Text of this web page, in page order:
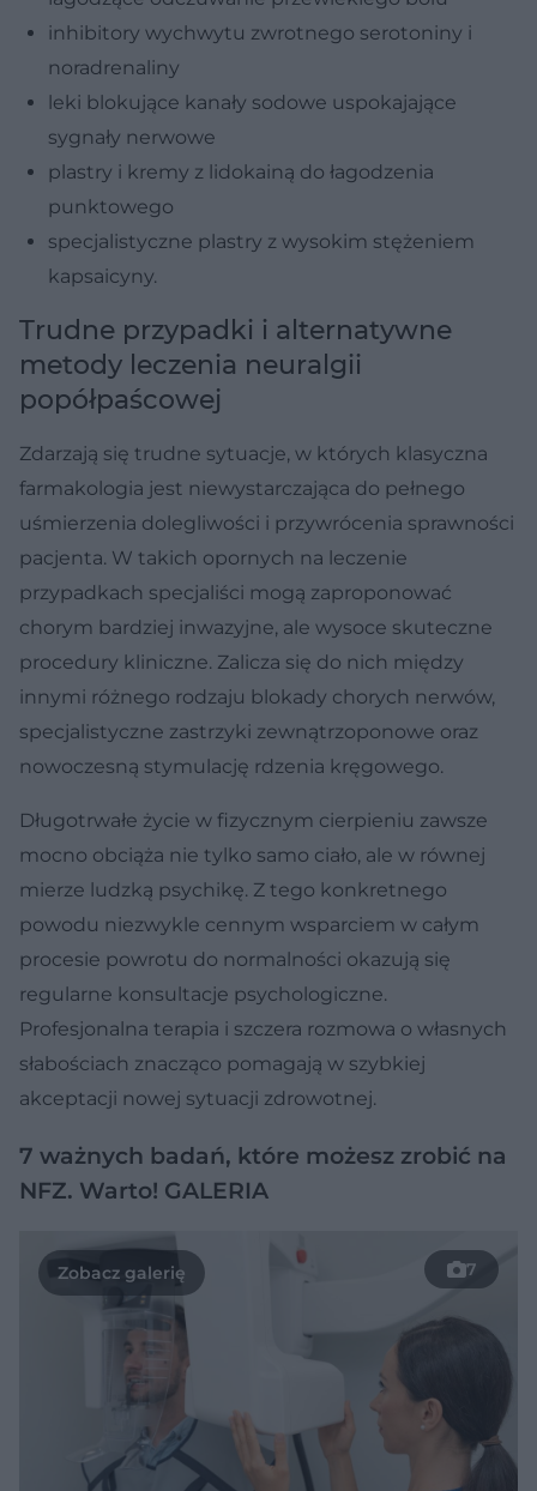
inhibitory wychwytu zwrotnego serotoniny i
noradrenaliny
leki blokujące kanały sodowe uspokajające
sygnały nerwowe
plastry i kremy z lidokainą do łagodzenia
punktowego
specjalistyczne plastry z wysokim stężeniem
kapsaicyny.
Trudne przypadki i alternatywne
metody leczenia neuralgii
popółpaścowej
Zdarzają się trudne sytuacje, w których klasyczna
farmakologia jest niewystarczająca do pełnego
uśmierzenia dolegliwości i przywrócenia sprawności
pacjenta. W takich opornych na leczenie
przypadkach specjaliści mogą zaproponować
chorym bardziej inwazyjne, ale wysoce skuteczne
procedury kliniczne. Zalicza się do nich między
innymi różnego rodzaju blokady chorych nerwów,
specjalistyczne zastrzyki zewnątrzoponowe oraz
nowoczesną stymulację rdzenia kręgowego.
Długotrwałe życie w fizycznym cierpieniu zawsze
mocno obciąża nie tylko samo ciało, ale w równej
mierze ludzką psychikę. Z tego konkretnego
powodu niezwykle cennym wsparciem w całym
procesie powrotu do normalności okazują się
regularne konsultacje psychologiczne.
Profesjonalna terapia i szczera rozmowa o własnych
słabościach znacząco pomagają w szybkiej
akceptacji nowej sytuacji zdrowotnej.
7 ważnych badań, które możesz zrobić na
NFZ. Warto! GALERIA
7